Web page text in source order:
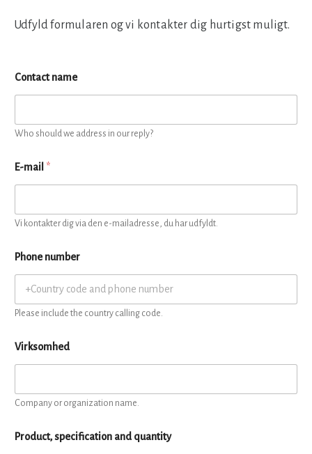
Udfyld formularen og vi kontakter dig hurtigst muligt.
Contact name
Who should we address in our reply?
E-mail *
Vi kontakter dig via den e-mailadresse, du har udfyldt.
Phone number
Please include the country calling code.
Virksomhed
Company or organization name.
Product, specification and quantity